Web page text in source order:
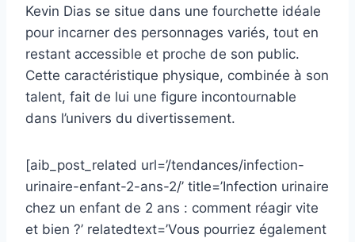
Kevin Dias se situe dans une fourchette idéale
pour incarner des personnages variés, tout en
restant accessible et proche de son public.
Cette caractéristique physique, combinée à son
talent, fait de lui une figure incontournable
dans l’univers du divertissement.
[aib_post_related url=’/tendances/infection-
urinaire-enfant-2-ans-2/’ title=’Infection urinaire
chez un enfant de 2 ans : comment réagir vite
et bien ?’ relatedtext=’Vous pourriez également